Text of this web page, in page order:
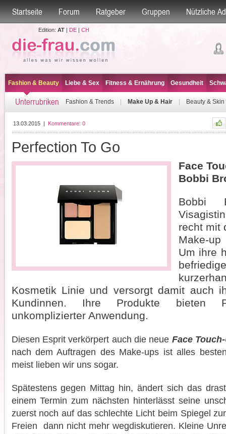
Startseite Forum Ratgeber Gruppen Nützliche
Edition: AT| DE| CH
Fashion & Beauty Liebe & Sex Fitness & Ernährung Gesundheit
Unterrubriken Fashion & Trends Make Up & Hair Beauty & Skin
13.03.2015| Kommentare: 0
Perfection To Go
Face
Bobbi
Bobbi
recht mit
Make-
Um ihre
Kosmetik Linie und versorgt damit auch
Kundinnen. Ihre Produkte bieten
unkomplizierter Anwendung.
Diesen Esprit verkörpert auch die neue Face
nach dem Auftragen des Make-ups ist alles
meist lieben wir uns sogar.
Spätestens gegen Mittag hin, ändert sich das
einem Termin zum nächsten hinterlässt seine
zuerst noch auf das schlechte Licht beim Spiegel
Freien dann nicht mehr wegdiskutieren. Kleine